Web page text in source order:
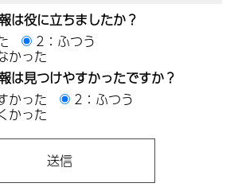
は役に立ちましたか？
2：ふつう
かった
は見つけやすかったですか？
かった
2：ふつう
かった